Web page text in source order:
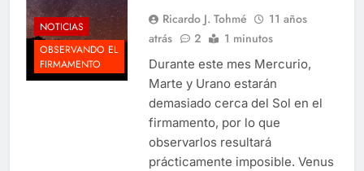
NOTICIAS
OBSERVANDO EL
FIRMAMENTO
Ricardo J. Tohmé
11 años
atrás
2 1 minutos
Durante este mes Mercurio,
Marte y Urano estarán
demasiado cerca del Sol en el
firmamento, por lo que
observarlos resultará
prácticamente imposible. Venus